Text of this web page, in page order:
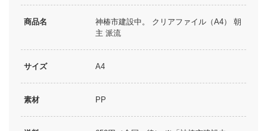
商品名
神椿市建設中。 クリアファイル（A4） 朝
主 派流
サイズ A4
素材 PP